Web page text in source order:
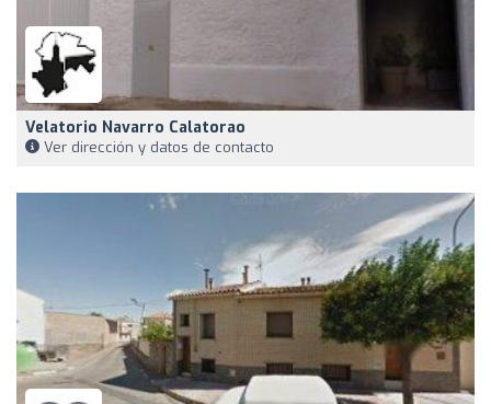
Velatorio Navarro Calatorao
Ver dirección y datos de contacto